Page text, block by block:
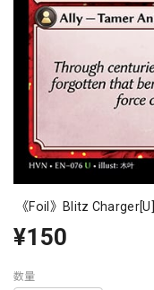
《Foil》Blitz
¥150
数量